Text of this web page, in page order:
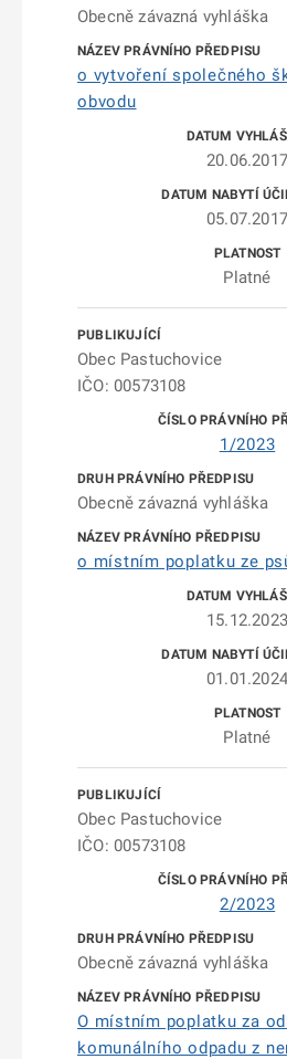
Obecně závazná vyhláška
o vytvoření společného
obvodu
20.06.2017
05.07.2017
Platné
Obec Pastuchovice
IČO: 00573108
1/2023
Obecně závazná vyhláška
o místním poplatku ze
15.12.2023
01.01.2024
Platné
Obec Pastuchovice
IČO: 00573108
2/2023
Obecně závazná vyhláška
O místním poplatku za
komunálního odpadu z